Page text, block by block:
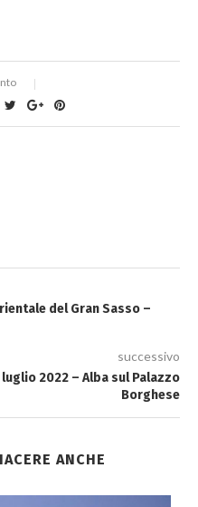
del Gran Sasso –
successivo
2022 – Alba sul Palazzo
Borghese
ANCHE